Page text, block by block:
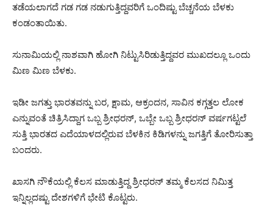
ತಡೆಯಲಾಗದೆ ಗಡ ಗಡ ನಡುಗುತ್ತಿದ್ದವರಿಗೆ ಒಂದಿಷ್ಟು ಬೆಚ್ಚನೆಯ ಬೆಳಕು
ಕಂಡಂತಾಯಿತು.
ಸುನಾಮಿಯಲ್ಲಿ ನಾಶವಾಗಿ ಹೋಗಿ ನಿಟ್ಟುಸಿರಿಡುತ್ತಿದ್ದವರ ಮುಖದಲ್ಲೂ ಒಂದು
ಮಿಣ ಮಿಣ ಬೆಳಕು.
ಇಡೀ ಜಗತ್ತು ಭಾರತವನ್ನು ಬರ, ಕ್ಷಾಮ, ಆಕ್ರಂದನ, ಸಾವಿನ ಕಗ್ಗತ್ತಲ ಲೋಕ
ಎನ್ನುವಂತೆ ಚಿತ್ರಿಸಿದ್ದಾಗ ಒಬ್ಬ ಶ್ರೀಧರನ್, ಒಬ್ಬೇ ಒಬ್ಬ ಶ್ರೀಧರನ್ ವರ್ಷಗಟ್ಟಲೆ
ಸುತ್ತಿ ಭಾರತದ ಎದೆಯಾಳದಲ್ಲಿರುವ ಬೆಳಕಿನ ಕಿಡಿಗಳನ್ನು ಜಗತ್ತಿಗೆ ತೋರಿಸುತ್ತಾ
ಬಂದರು.
ಖಾಸಗಿ ನೌಕೆಯಲ್ಲಿ ಕೆಲಸ ಮಾಡುತ್ತಿದ್ದ ಶ್ರೀಧರನ್ ತಮ್ಮ ಕೆಲಸದ ನಿಮಿತ್ತ
ಇನ್ನಿಲ್ಲದಷ್ಟು ದೇಶಗಳಿಗೆ ಭೇಟಿ ಕೊಟ್ಟರು.